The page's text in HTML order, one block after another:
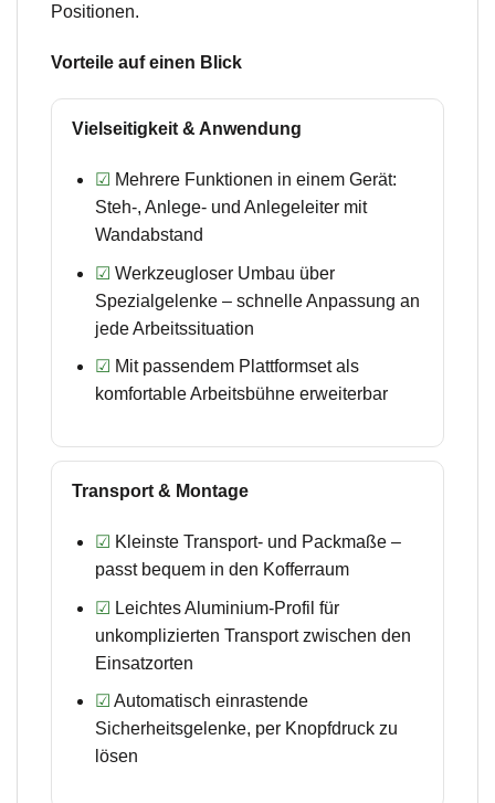
Positionen.
Vorteile auf einen Blick
Vielseitigkeit & Anwendung
☑ Mehrere Funktionen in einem Gerät:
Steh-, Anlege- und Anlegeleiter mit
Wandabstand
☑ Werkzeugloser Umbau über
Spezialgelenke – schnelle Anpassung an
jede Arbeitssituation
☑ Mit passendem Plattformset als
komfortable Arbeitsbühne erweiterbar
Transport & Montage
☑ Kleinste Transport- und Packmaße –
passt bequem in den Kofferraum
☑ Leichtes Aluminium-Profil für
unkomplizierten Transport zwischen den
Einsatzorten
☑ Automatisch einrastende
Sicherheitsgelenke, per Knopfdruck zu
lösen